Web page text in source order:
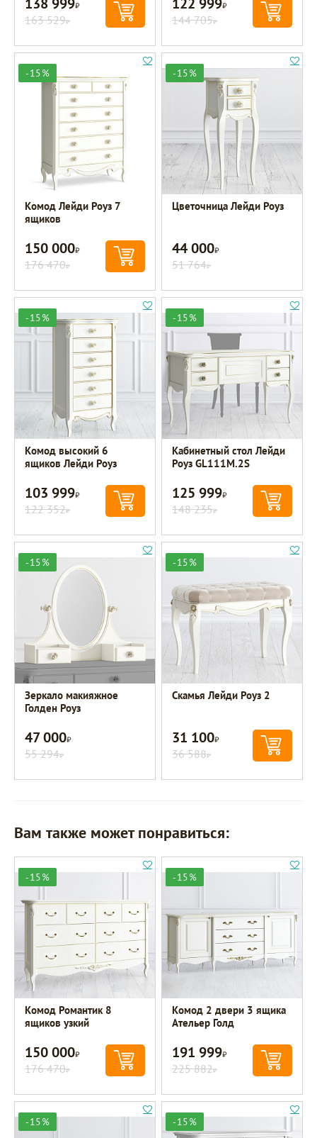
163 529Р 144 705Р
-15%
Комод Лейди Роуз 7
ящиков
150 000Р
176 470Р
-15%
Цветочница Лейди Роуз
44 000Р
51 764Р
-15%
Комод высокий 6
ящиков Лейди Роуз
103 999Р
122 352Р
-15%
Кабинетный стол Лейди
Роуз GL111M.2S
125 999Р
148 235Р
-15%
Зеркало макияжное
Голден Роуз
47 000Р
55 294Р
-15%
Скамья Лейди Роуз 2
31 100Р
36 588Р
Вам также может понравиться:
-15%
Комод Романтик 8
ящиков узкий
150 000Р
176 470Р
-15%
Комод 2 двери 3 ящика
Ательер Голд
191 999Р
225 882Р
-15% -15%